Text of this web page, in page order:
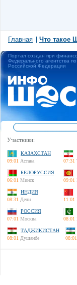
Главная Что такое
Портал создан при
Федерального агентства
Российской Федерации
Участники:
КАЗАХСТАН
09:01 Астана
07:31
БЕЛОРУССИЯ
06:01 Минск
09:01
ИНДИЯ
08:31 Дели
11:01
РОССИЯ
07:01 Москва
08:01
ТАДЖИКИСТАН
08:01 Душанбе
08:01